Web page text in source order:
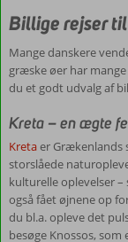
kystby,
kun
kan
nås
med
båd
eller
gennem
kløften.
Kultur
Billige rejser
Mange danskere
græske øer har
du et godt udvalg af
Kreta – en ægte
Kretaer Grækenlands
storslåede
kulturelle oplevelser –
også fået øjnene op
du bl.a. opleve det
besøge Knossos,